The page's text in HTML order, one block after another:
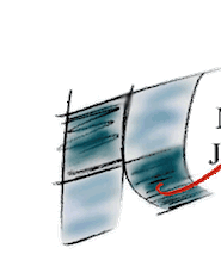
non
identifié